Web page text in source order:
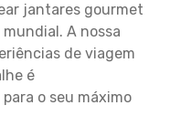
jantares gourmet
A nossa
de viagem
é
o seu máximo